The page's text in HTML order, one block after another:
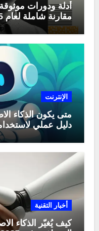
أدلة ودورات
مقارنة شاملة لعام 2025
الإنترنت
متى يكون الذكاء
دليل عملي
أخبار التقنية
كيف يُغيّر الذكاء